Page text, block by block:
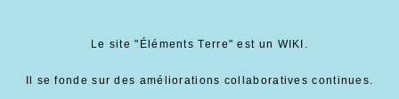
Le site "Éléments Terre" est un WIKI.
Il se fonde sur des améliorations collaboratives continues.